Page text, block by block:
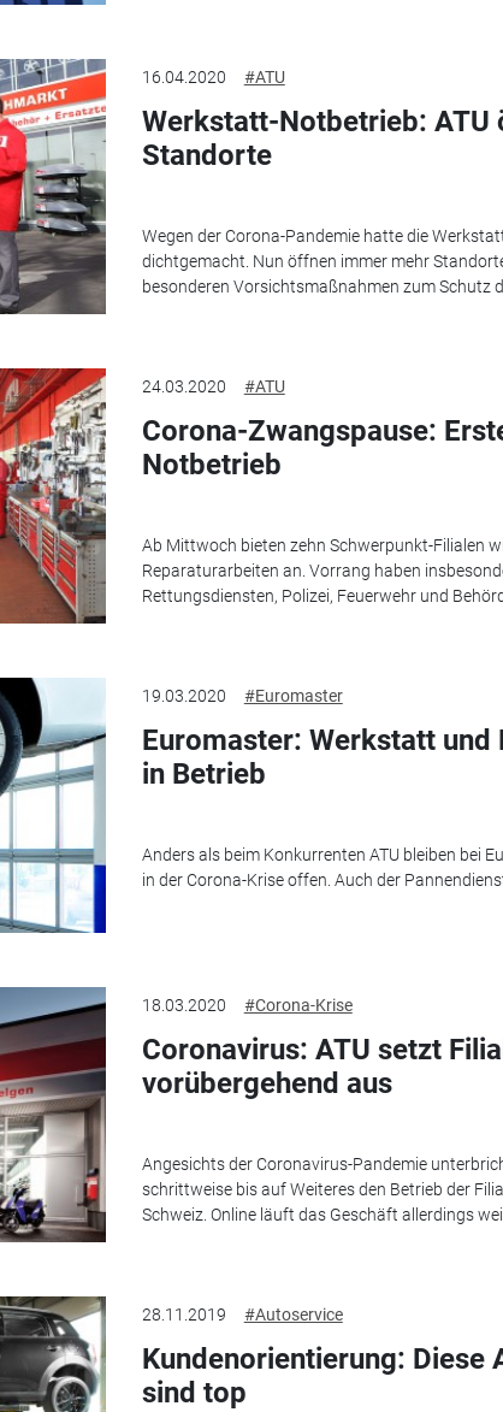
16.04.2020 #ATU
Werkstatt-Notbetrieb: ATU
Standorte
Wegen der Corona-Pandemie hatte die
dichtgemacht. Nun öffnen immer mehr
besonderen Vorsichtsmaßnahmen zum Schutz
24.03.2020 #ATU
Corona-Zwangspause:
Notbetrieb
Ab Mittwoch bieten zehn Schwerpunkt-Filialen
Reparaturarbeiten an. Vorrang haben
Rettungsdiensten, Polizei, Feuerwehr und
19.03.2020 #Euromaster
Euromaster: Werkstatt und
in Betrieb
Anders als beim Konkurrenten ATU bleiben bei
in der Corona-Krise offen. Auch der
18.03.2020 #Corona-Krise
Coronavirus: ATU setzt
vorübergehend aus
Angesichts der Coronavirus-Pandemie
schrittweise bis auf Weiteres den Betrieb der
Schweiz. Online läuft das Geschäft allerdings
28.11.2019 #Autoservice
Kundenorientierung: Diese
sind top